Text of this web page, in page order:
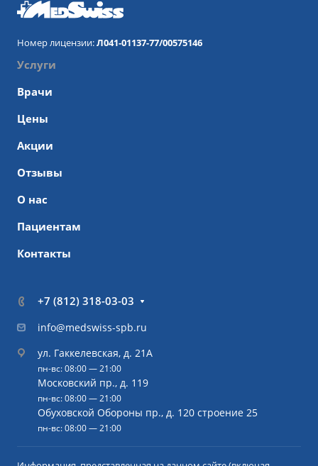
Номер лицензии:Л041-01137-77/00575146
Услуги
Врачи
Цены
Акции
Отзывы
О нас
Пациентам
Контакты
+7 (812) 318-03-03
info@medswiss-spb.ru
ул. Гаккелевская, д. 21А
пн-вс: 08:00 — 21:00
Московский пр., д. 119
пн-вс: 08:00 — 21:00
Обуховской Обороны пр., д. 120 строение 25
пн-вс: 08:00 — 21:00